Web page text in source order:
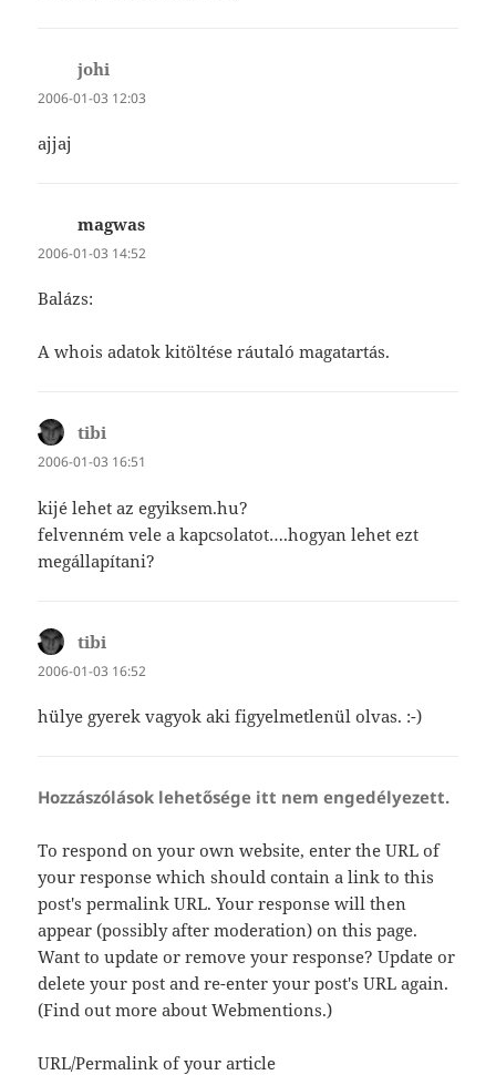
johi
2006-01-03 12:03
ajjaj
magwas
2006-01-03 14:52
Balázs:
A whois adatok kitöltése ráutaló magatartás.
tibi
2006-01-03 16:51
kijé lehet az egyiksem.hu?
felvenném vele a kapcsolatot….hogyan lehet ezt
megállapítani?
tibi
2006-01-03 16:52
hülye gyerek vagyok aki figyelmetlenül olvas. :-)
Hozzászólások lehetősége itt nem engedélyezett.
To respond on your own website, enter the URL of
your response which should contain a link to this
post's permalink URL. Your response will then
appear (possibly after moderation) on this page.
Want to update or remove your response? Update or
delete your post and re-enter your post's URL again.
(Find out more about Webmentions.)
URL/Permalink of your article